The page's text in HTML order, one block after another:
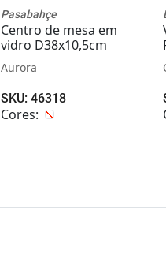
Pasabahçe
Centro de mesa em
vidro D38x10,5cm
Aurora
SKU: 46318
Cores: